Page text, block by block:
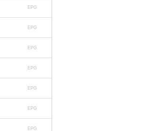
EPG
EPG
EPG
EPG
EPG
EPG
EPG